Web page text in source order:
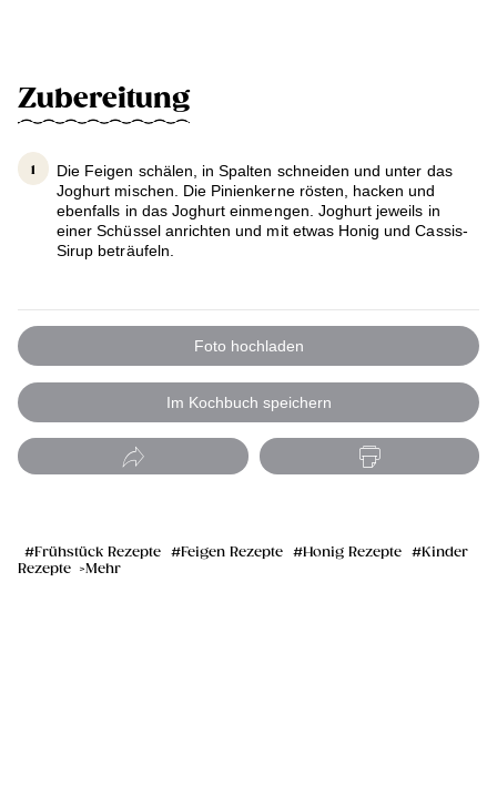
Zubereitung
Die Feigen schälen, in Spalten schneiden und unter das
Joghurt mischen. Die Pinienkerne rösten, hacken und
ebenfalls in das Joghurt einmengen. Joghurt jeweils in
einer Schüssel anrichten und mit etwas Honig und Cassis-
Sirup beträufeln.
Foto hochladen
Im Kochbuch speichern
Frühstück Rezepte Feigen Rezepte Honig Rezepte
Kinder
Rezepte
Mehr